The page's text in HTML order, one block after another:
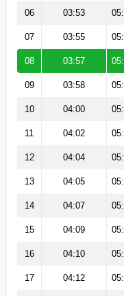
06 03:53
07 03:55
08 03:57
09 03:58
10 04:00
11 04:02
12 04:04
13 04:05
14 04:07
15 04:09
16 04:10
17 04:12